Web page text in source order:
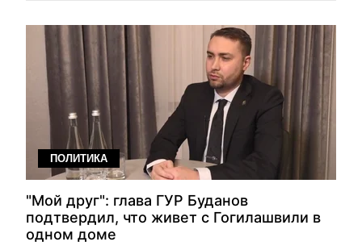
ПОЛИТИКА
"Мой друг": глава ГУР Буданов
подтвердил, что живет с Гогилашвили в
одном доме